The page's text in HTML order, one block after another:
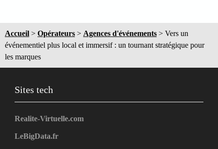
Accueil > Opérateurs > Agences d'événements > Vers un
événementiel plus local et immersif : un tournant stratégique pour
les marques
Sites tech
Realite-Virtuelle.com
LeBigData.fr